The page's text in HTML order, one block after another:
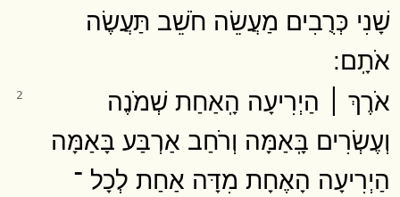
שָׁנִי כְּרֻבִים מַעֲשֵׂה חֹשֵׁב תַּעֲשֶׂה
אֹתָֽם ׃
2
אֹרֶךְ ׀ הַיְרִיעָה הָֽאַחַת שְׁמֹנֶה
וְעֶשְׂרִים בָּֽאַמָּה וְרֹחַב אַרְבַּע בָּאַמָּה
הַיְרִיעָה הָאֶחָת מִדָּה אַחַת לְכָל ־